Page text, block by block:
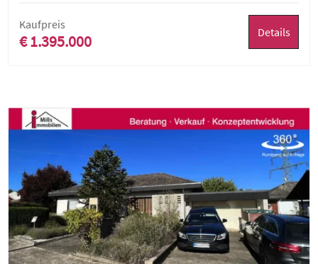
Kaufpreis
€ 1.395.000 Details